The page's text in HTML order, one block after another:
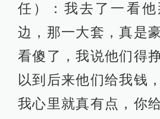
任）：我去了一看
边，那一大套，真是
看傻了，我说他们得
以到后来他们给我钱
我心里就真有点，你